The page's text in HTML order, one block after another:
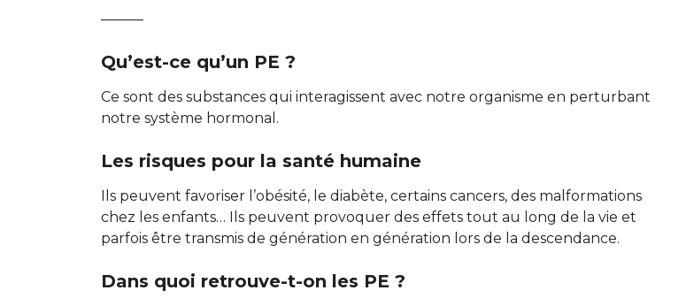
———
Qu’est-ce qu’un PE ?
Ce sont des substances qui interagissent avec notre organisme en perturbant
notre système hormonal.
Les risques pour la santé humaine
Ils peuvent favoriser l’obésité, le diabète, certains cancers, des malformations
chez les enfants… Ils peuvent provoquer des effets tout au long de la vie et
parfois être transmis de génération en génération lors de la descendance.
Dans quoi retrouve-t-on les PE ?